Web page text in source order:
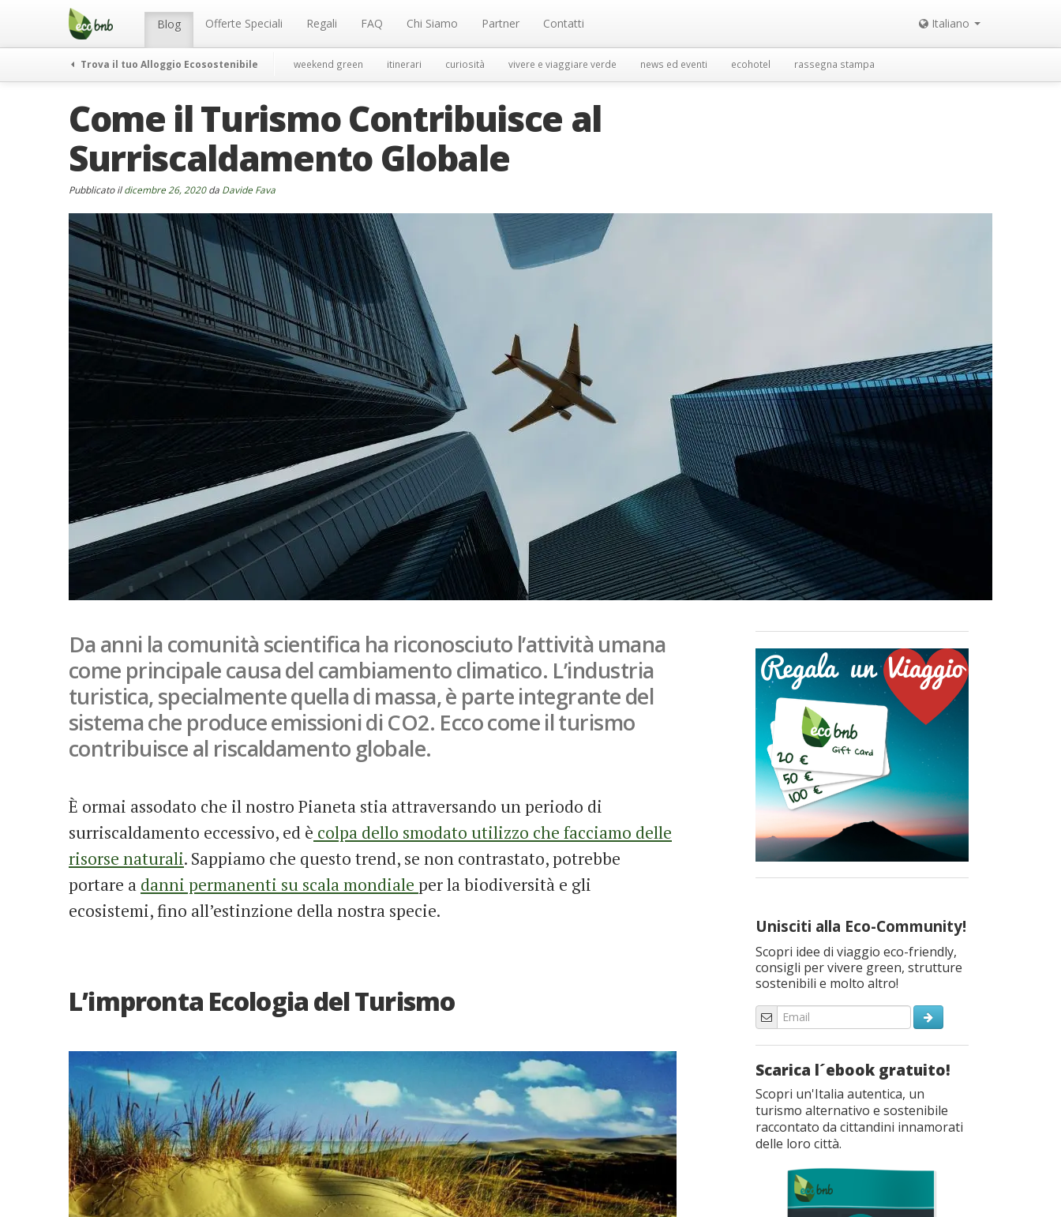
Menu Blog Offerte Speciali Regali FAQ Chi Siamo Partner Contatti Italiano
Trova il tuo Alloggio Ecosostenibile weekend green itinerari curiosità vivere e viaggiare verde news ed eventi ecohotel rassegna stampa
Come il Turismo Contribuisce al
Surriscaldamento Globale
Pubblicato ildicembre 26, 2020da Davide Fava
Da anni la comunità scientifica ha riconosciuto l’attività umana
come principale causa del cambiamento climatico. L’industria
turistica, specialmente quella di massa, è parte integrante del
sistema che produce emissioni di CO2. Ecco come il turismo
contribuisce al riscaldamento globale.
È ormai assodato che il nostro Pianeta stia attraversando un periodo di
surriscaldamento eccessivo, ed è colpa dello smodato utilizzo che facciamo delle
risorse naturali. Sappiamo che questo trend, se non contrastato, potrebbe
portare a danni permanenti su scala mondiale per la biodiversità e gli
ecosistemi, fino all’estinzione della nostra specie.
L’impronta Ecologia del Turismo
Unisciti alla Eco-Community!
Scopri idee di viaggio eco-friendly,
consigli per vivere green, strutture
sostenibili e molto altro!
Scarica l´ebook gratuito!
Scopri un'Italia autentica, un
turismo alternativo e sostenibile
raccontato da cittandini innamorati
delle loro città.